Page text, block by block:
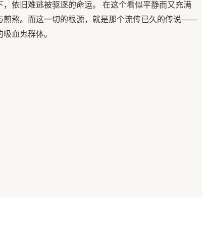
依旧难逃被驱逐的命运。 在这个看似平静而又充满
煎熬。而这一切的根源，就是那个流传已久的传说——
血鬼群体。